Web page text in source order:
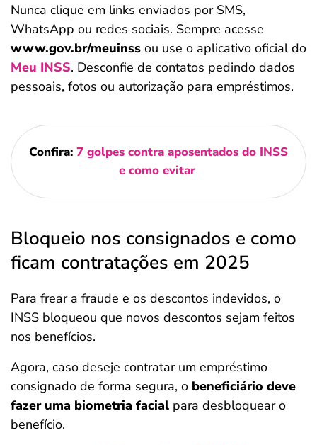
Nunca clique em links enviados por SMS,
WhatsApp ou redes sociais. Sempre acesse
www.gov.br/meuinss ou use o aplicativo oficial do
Meu INSS. Desconfie de contatos pedindo dados
pessoais, fotos ou autorização para empréstimos.
Confira: 7 golpes contra aposentados do INSS
e como evitar
Bloqueio nos consignados e como
ficam contratações em 2025
Para frear a fraude e os descontos indevidos, o
INSS bloqueou que novos descontos sejam feitos
nos benefícios.
Agora, caso deseje contratar um empréstimo
consignado de forma segura, o beneficiário deve
fazer uma biometria facial para desbloquear o
benefício.